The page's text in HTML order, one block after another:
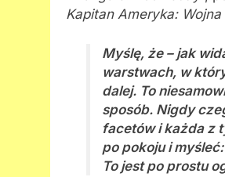
Kapitan Ameryka:
Myślę, że – jak
warstwach, w
dalej. To
sposób. Nigdy
facetów i każda z
po pokoju i
To jest po prostu